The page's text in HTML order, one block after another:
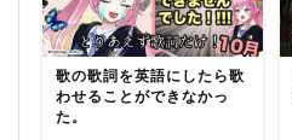
歌の歌詞を英語にしたら歌
わせることができなかっ
た。